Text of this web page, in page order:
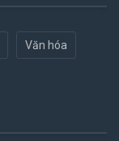
Văn hóa